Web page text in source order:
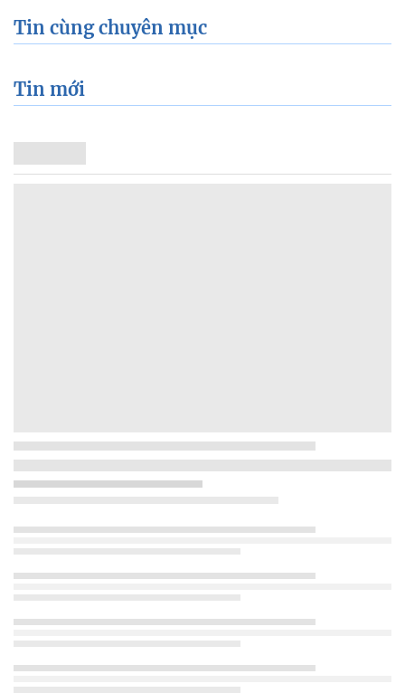
Tin cùng chuyên mục
Tin mới